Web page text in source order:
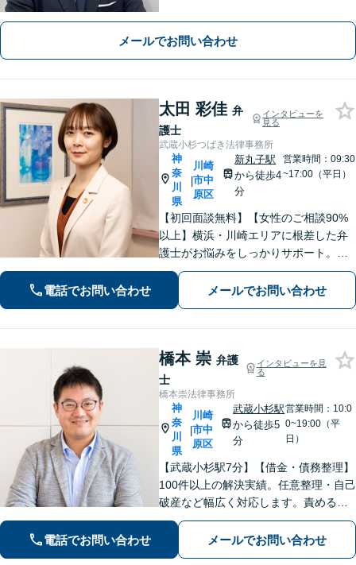
添い、有利な条件で解決できるよう尽
力します【初回相談無料】
メールでお問い合わせ
太田 彩佳 弁
護士
インタビューを
見る
武蔵小杉つばき法律事務所
神
奈
川
県
|
川崎
市中
原区
新丸子駅
から徒歩4
分
営業時間：09:30
~17:00（平日）
【初回面談無料】【女性のご相談90%
以上】横浜・川崎エリアに根差した弁
護士がお悩みをしっかりサポート。明
るい将来を切り拓く「あなたのパート
ナー」として、困難な時期を乗り越え
ませんか？
電話でお問い合わせ メールでお問い合わせ
橋本 崇 弁護
士
インタビューを見
る
橋本崇法律事務所
神
奈
川
県
|
川崎
市中
原区
武蔵小杉駅
から徒歩5
分
営業時間：10:0
0~19:00（平
日）
【武蔵小杉駅7分】【借金・債務整理】
100件以上の解決実績。任意整理・自己
破産など幅広く対応します。責めるこ
とは一切しません。些細なことでもお
話ください【労働・雇用】固定残業代
請求について裁判実績あり【完全個
電話でお問い合わせ メールでお問い合わせ